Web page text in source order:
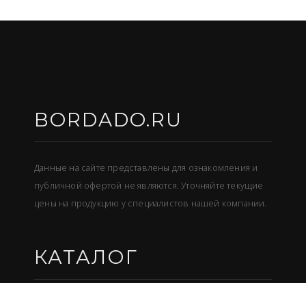
BORDADO.RU
Данные на сайте представлены для ознакомления и
публичной офертой не являются. Уточняйте текущие
цены на продукцию у специалистов нашей компании.
КАТАЛОГ